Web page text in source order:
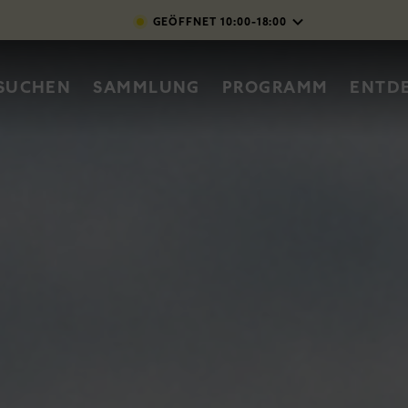
Direkt zum Inhalt
SAMMLUNG PROGRAMM
GEÖFFNET 10:00-18:00